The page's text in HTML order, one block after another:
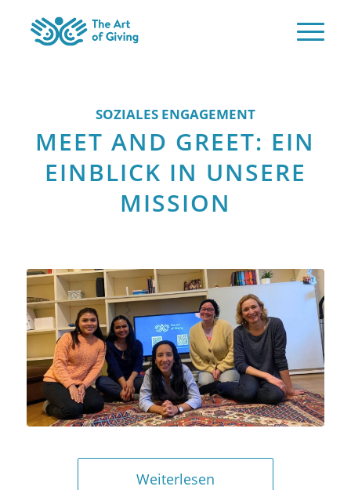
SOZIALES ENGAGEMENT
MEET AND GREET: EIN
EINBLICK IN UNSERE
MISSION
Weiterlesen